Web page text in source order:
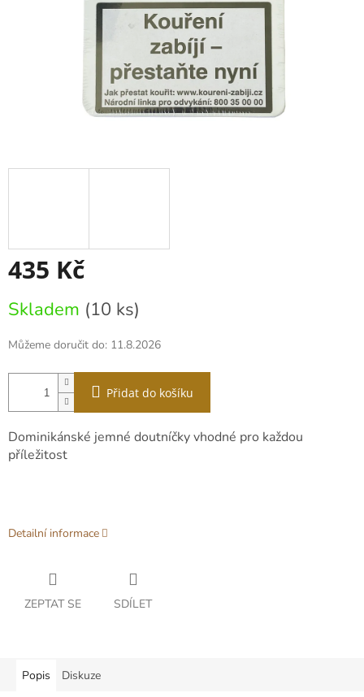
435 Kč
cena:
Skladem (10 ks)
Můžeme doručit do: 11.8.2026
Přidat do košíku
Dominikánské jemné doutníčky vhodné pro každou
příležitost
Detailní informace
ZEPTAT SE SDÍLET
Popis Diskuze